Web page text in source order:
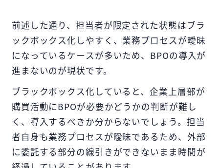
前述した通り、担当者が限定された状態はブラ
ックボックス化しやすく、業務プロセスが曖昧
になっているケースが多いため、BPOの導入が
進まないのが現状です。
ブラックボックス化していると、企業上層部が
購買活動にBPOが必要かどうかの判断が難し
く、導入するべきか分からないでしょう。担当
者自身も業務プロセスが曖昧であるため、外部
に委託する部分の線引きができないまま時間が